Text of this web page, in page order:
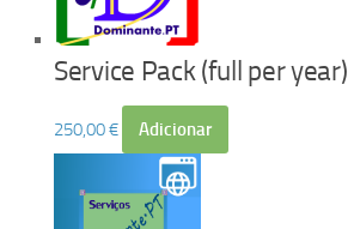
Service Pack (full per year)
250,00€ Adicionar